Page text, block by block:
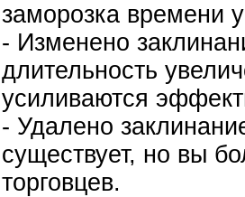
заморозка времени
- Изменено
длительность
усиливаются
- Удалено
существует, но вы
торговцев.